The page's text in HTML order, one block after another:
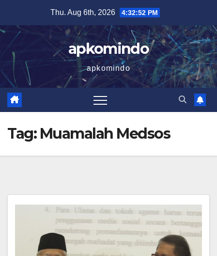
content
Thu. Aug 6th, 2026 4:32:53 PM
apkomindo
apkomindo
Tag: Muamalah Medsos